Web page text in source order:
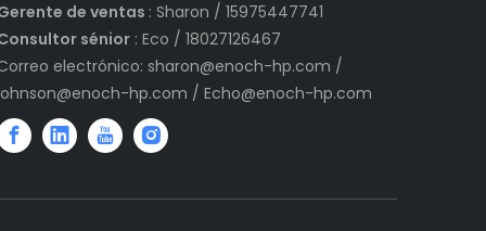
de ventas : Sharon / 15975447741
sénior: Eco / 18027126467
electrónico: sharon@enoch-hp.com /
hp.com / Echo@enoch-hp.com